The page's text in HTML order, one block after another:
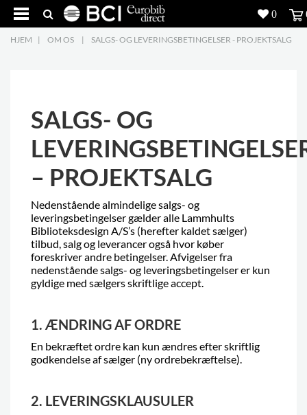
5
Produkter
Inspiration
Download
Om os
5
Kontakt os
HJEM | OM OS | SALGS- OG LEVERINGSBETINGELSER - PROJEKTSALG
SALGS- OG
– PROJEKTSALG
Nedenstående almindelige salgs- og
leveringsbetingelser gælder alle Lammhults
Biblioteksdesign A/S’s (herefter kaldet sælger)
tilbud, salg og leverancer også hvor køber
foreskriver andre betingelser. Afvigelser fra
nedenstående salgs- og leveringsbetingelser er kun
gyldige med sælgers skriftlige accept.
1. ÆNDRING AF ORDRE
En bekræftet ordre kan kun ændres efter skriftlig
godkendelse af sælger (ny ordrebekræftelse).
2. LEVERINGSKLAUSULER
0